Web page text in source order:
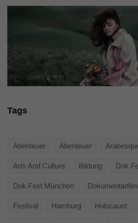
Tags
Abenteuer Abenteuer
Arts And Culture Bildung
Dok.fest München Dokumentarfilm
Festival Hamburg Holocaust